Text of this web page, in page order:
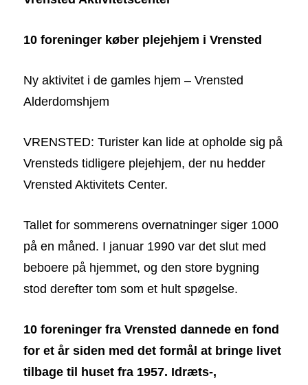
10 foreninger køber plejehjem i Vrensted
Ny aktivitet i de gamles hjem – Vrensted
Alderdomshjem
VRENSTED: Turister kan lide at opholde sig på
Vrensteds tidligere plejehjem, der nu hedder
Vrensted Aktivitets Center.
Tallet for sommerens overnatninger siger 1000
på en måned. I januar 1990 var det slut med
beboere på hjemmet, og den store bygning
stod derefter tom som et hult spøgelse.
10 foreninger fra Vrensted dannede en fond
for et år siden med det formål at bringe livet
tilbage til huset fra 1957. Idræts-,